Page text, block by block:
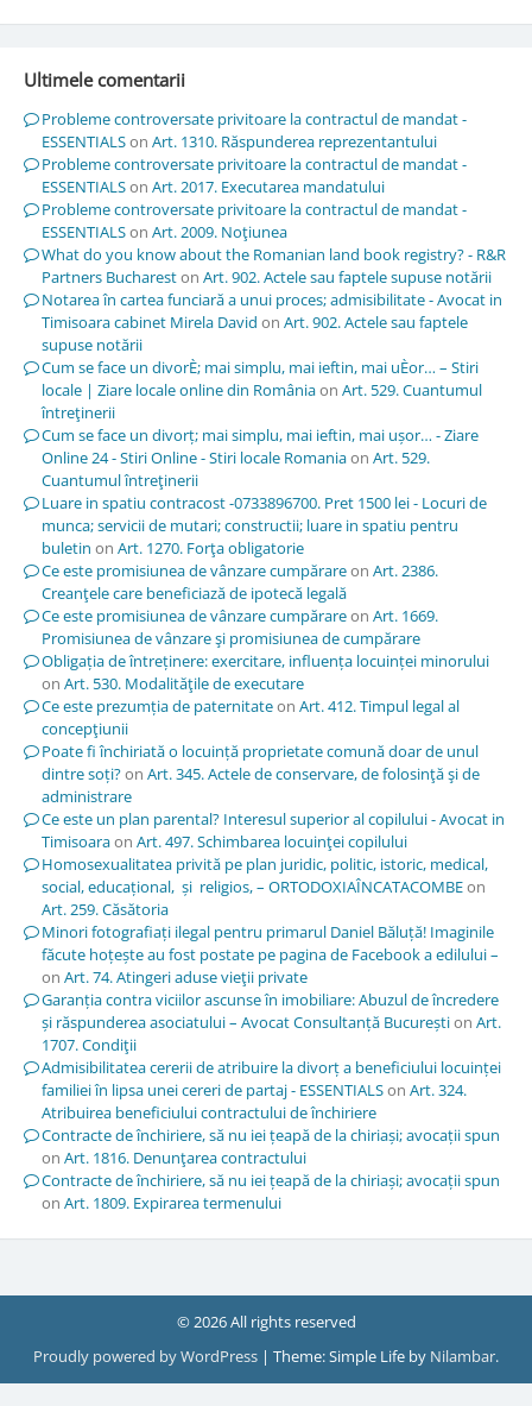
Ultimele comentarii
Probleme controversate privitoare la contractul de mandat -
ESSENTIALSon Art. 1310. Răspunderea reprezentantului
Probleme controversate privitoare la contractul de mandat -
ESSENTIALSon Art. 2017. Executarea mandatului
Probleme controversate privitoare la contractul de mandat -
ESSENTIALSon Art. 2009. Noţiunea
What do you know about the Romanian land book registry? - R&R
Partners Buchareston Art. 902. Actele sau faptele supuse notării
Notarea în cartea funciară a unui proces; admisibilitate - Avocat in
Timisoara cabinet Mirela David on Art. 902. Actele sau faptele
supuse notării
Cum se face un divorÈ; mai simplu, mai ieftin, mai uÈor… – Stiri
locale | Ziare locale online din Româniaon Art. 529. Cuantumul
întreţinerii
Cum se face un divorț; mai simplu, mai ieftin, mai ușor… - Ziare
Online 24 - Stiri Online - Stiri locale Romaniaon Art. 529.
Cuantumul întreţinerii
Luare in spatiu contracost -0733896700. Pret 1500 lei - Locuri de
munca; servicii de mutari; constructii; luare in spatiu pentru
buletin on Art. 1270. Forţa obligatorie
Ce este promisiunea de vânzare cumpărareon Art. 2386.
Creanţele care beneficiază de ipotecă legală
Ce este promisiunea de vânzare cumpărareon Art. 1669.
Promisiunea de vânzare şi promisiunea de cumpărare
Obligația de întreținere: exercitare, influența locuinței minorului
on Art. 530. Modalităţile de executare
Ce este prezumția de paternitateon Art. 412. Timpul legal al
concepţiunii
Poate fi închiriată o locuință proprietate comună doar de unul
dintre soți?on Art. 345. Actele de conservare, de folosinţă şi de
administrare
Ce este un plan parental? Interesul superior al copilului - Avocat in
Timisoaraon Art. 497. Schimbarea locuinţei copilului
Homosexualitatea privită pe plan juridic, politic, istoric, medical,
social, educațional, și religios, – ORTODOXIAÎNCATACOMBEon
Art. 259. Căsătoria
Minori fotografiați ilegal pentru primarul Daniel Băluță! Imaginile
făcute hoțește au fost postate pe pagina de Facebook a edilului –
on Art. 74. Atingeri aduse vieţii private
Garanția contra viciilor ascunse în imobiliare: Abuzul de încredere
și răspunderea asociatului – Avocat Consultanță Bucureștion Art.
1707. Condiţii
Admisibilitatea cererii de atribuire la divorț a beneficiului locuinței
familiei în lipsa unei cereri de partaj - ESSENTIALSon Art. 324.
Atribuirea beneficiului contractului de închiriere
Contracte de închiriere, să nu iei țeapă de la chiriași; avocații spun
on Art. 1816. Denunţarea contractului
Contracte de închiriere, să nu iei țeapă de la chiriași; avocații spun
on Art. 1809. Expirarea termenului
© 2026 All rights reserved
Proudly powered by WordPress | Theme: Simple Life by Nilambar.